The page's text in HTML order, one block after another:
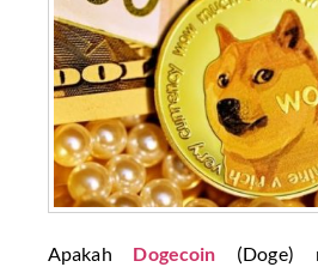
Apakah Dogecoin (Doge)